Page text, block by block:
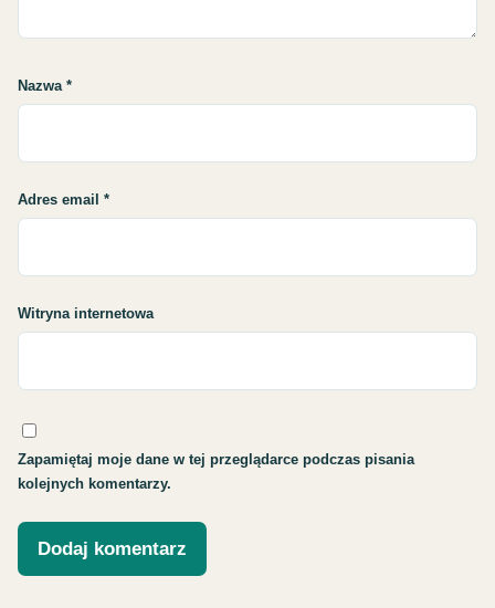
Nazwa *
Adres email *
Witryna internetowa
Zapamiętaj moje dane w tej przeglądarce podczas pisania
kolejnych komentarzy.